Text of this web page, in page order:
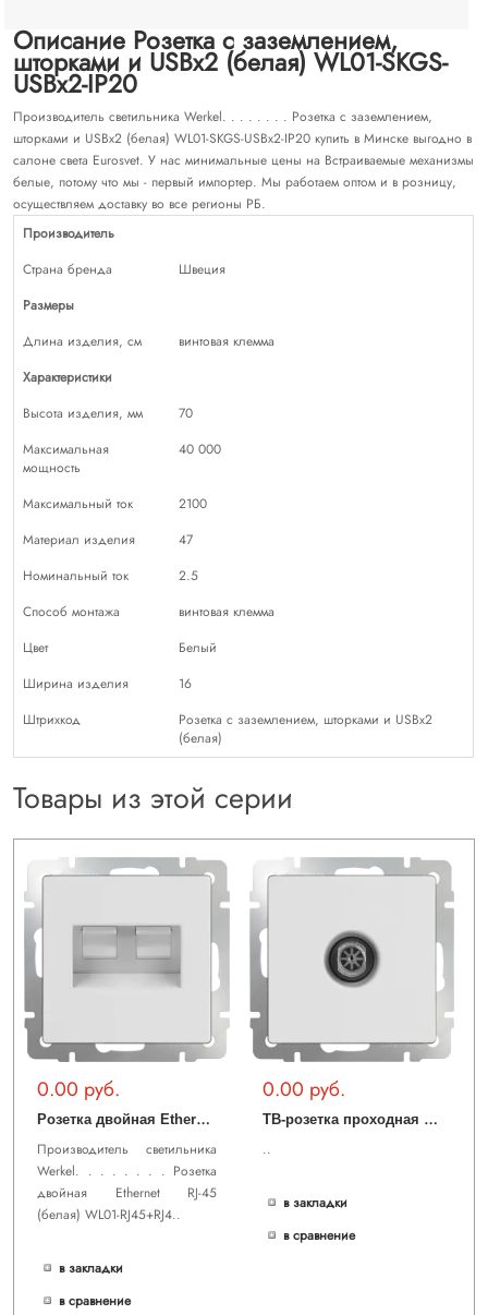
Описание Розетка с заземлением,
шторками и USBх2 (белая) WL01-SKGS-
USBx2-IP20
Производитель светильника Werkel. . . . . . . . Розетка с заземлением,
шторками и USBх2 (белая) WL01-SKGS-USBx2-IP20 купить в Минске выгодно в
салоне света Eurosvet. У нас минимальные цены на Встраиваемые механизмы
белые, потому что мы - первый импортер. Мы работаем оптом и в розницу,
осуществляем доставку во все регионы РБ.
Производитель
Страна бренда
Швеция
Размеры
Длина изделия, см
винтовая клемма
Характеристики
Высота изделия, мм
70
Максимальная
мощность
40 000
Максимальный ток
2100
Материал изделия
47
Номинальный ток
2.5
Способ монтажа
винтовая клемма
Цвет
Белый
Ширина изделия
16
Штрихкод
Розетка с заземлением, шторками и USBх2
(белая)
Товары из этой серии
0.00 руб.
Р
озетка двойная Ethernet RJ-45 (белая) WL01-RJ45+RJ45
Производитель светильника
Werkel. . . . . . . . Розетка
двойная Ethernet RJ-45
(белая) WL01-RJ45+RJ4..
в закладки
в сравнение
0.00 руб.
Т
В-розетка проходная (белая) WL01-TV-2W
..
в закладки
в сравнение